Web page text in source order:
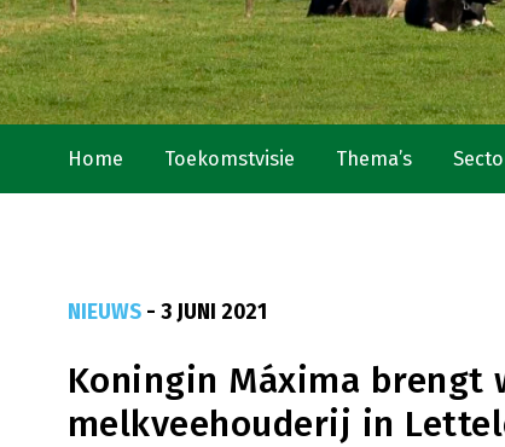
Home Toekomstvisie Thema’s
NIEUWS- 3 JUNI 2021
Koningin Máxima brengt
melkveehouderij in